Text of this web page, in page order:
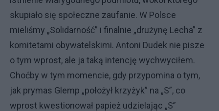
skupiało się społeczne zaufanie. W Polsce
mieliśmy „Solidarność” i finalnie „drużynę Lecha” z
komitetami obywatelskimi. Antoni Dudek nie pisze
o tym wprost, ale ja taką intencję wychwyciłem.
Choćby w tym momencie, gdy przypomina o tym,
jak prymas Glemp „położył krzyżyk” na „S”, co
wprost kwestionował papież udzielając „S”